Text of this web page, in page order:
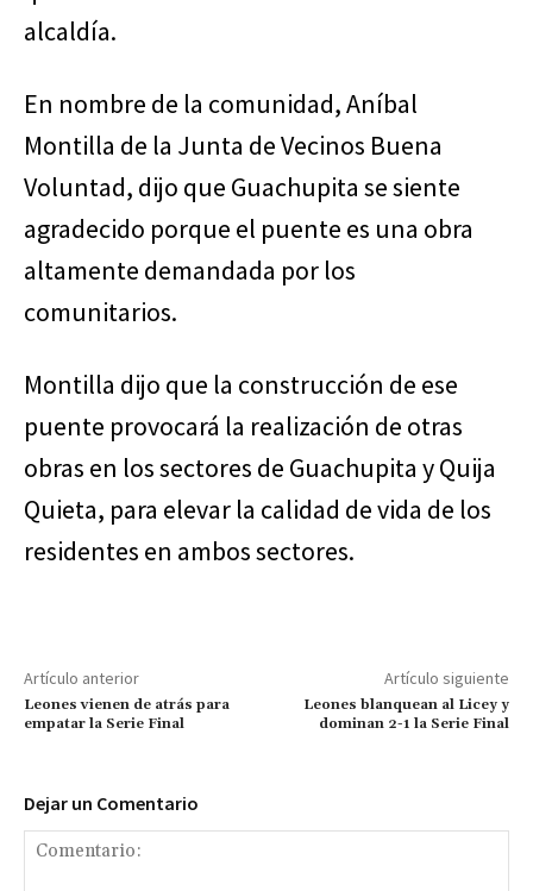
alcaldía.
En nombre de la comunidad, Aníbal
Montilla de la Junta de Vecinos Buena
Voluntad, dijo que Guachupita se siente
agradecido porque el puente es una obra
altamente demandada por los
comunitarios.
Montilla dijo que la construcción de ese
puente provocará la realización de otras
obras en los sectores de Guachupita y Quija
Quieta, para elevar la calidad de vida de los
residentes en ambos sectores.
Artículo anterior
Leones vienen de atrás para
empatar la Serie Final
Artículo siguiente
Leones blanquean al Licey y
dominan 2-1 la Serie Final
Dejar un Comentario